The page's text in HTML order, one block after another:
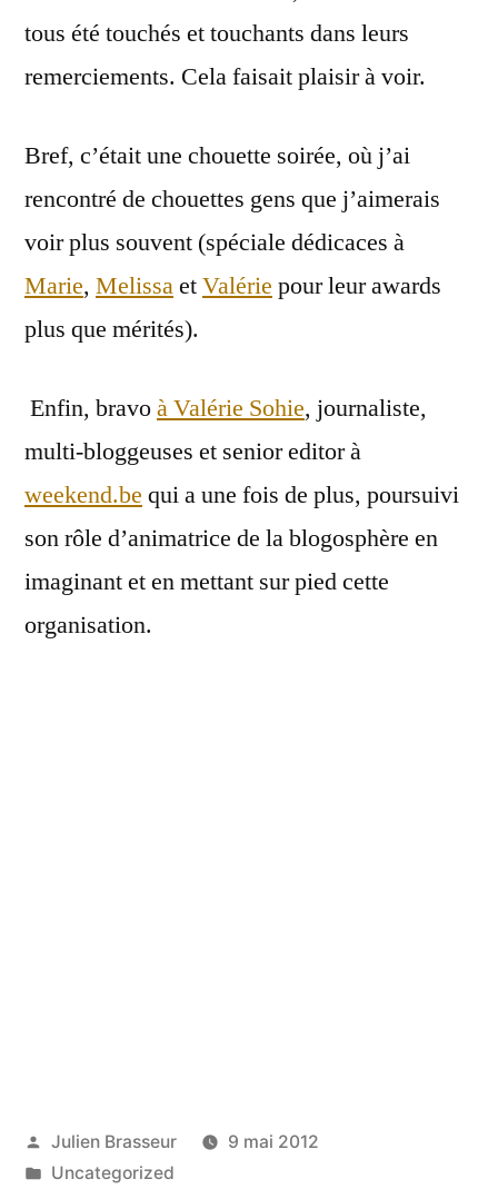
tous été touchés et touchants dans leurs
remerciements. Cela faisait plaisir à voir.
Bref, c’était une chouette soirée, où j’ai
rencontré de chouettes gens que j’aimerais
voir plus souvent (spéciale dédicaces à
Marie, MelissaetValérie pour leur awards
plus que mérités).
Enfin, bravoà Valérie Sohie, journaliste,
multi-bloggeuses et senior editor à
weekend.be qui a une fois de plus, poursuivi
son rôle d’animatrice de la blogosphère en
imaginant et en mettant sur pied cette
organisation.
Publié
par
Julien Brasseur
9 mai 2012
Publié
Uncategorized